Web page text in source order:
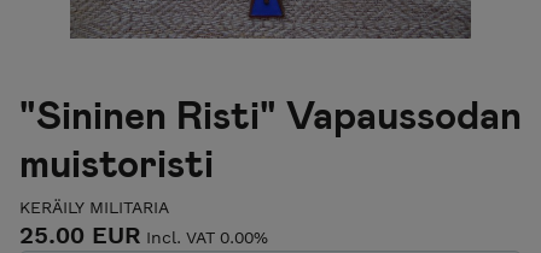
"Sininen Risti" Vapaussodan
muistoristi
KERÄILY MILITARIA
25.00 EUR Incl. VAT 0.00%